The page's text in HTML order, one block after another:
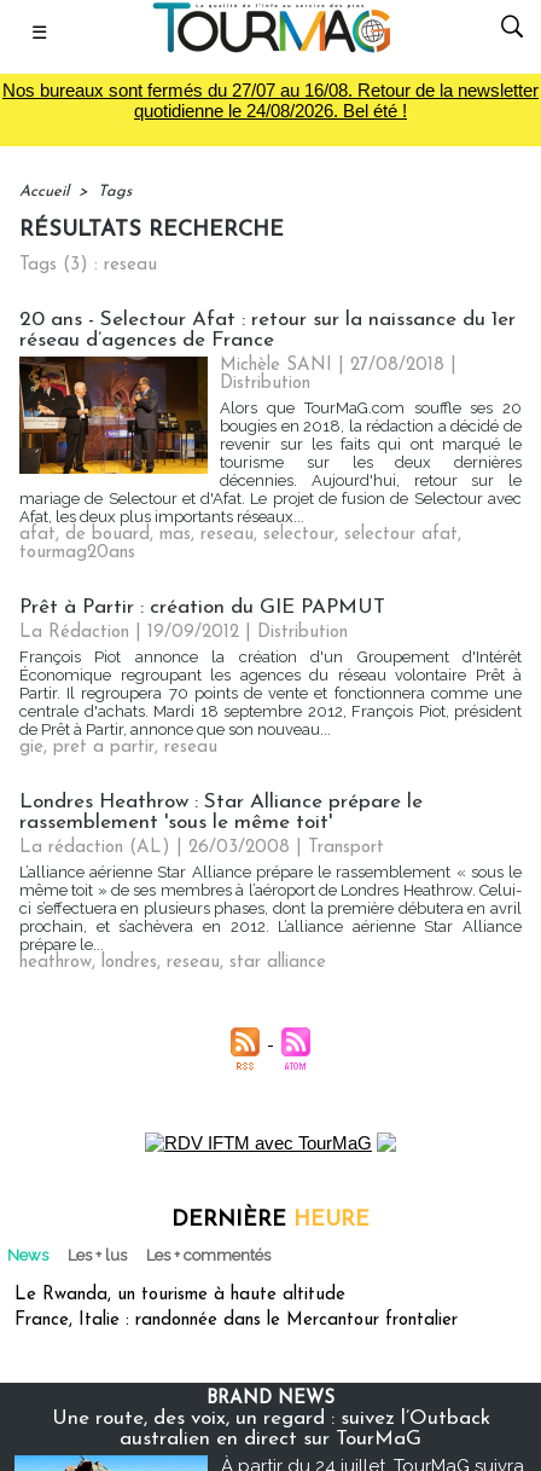
☰
Nos bureaux sont fermés du 27/07 au 16/08. Retour de la newsletter
quotidienne le 24/08/2026. Bel été !
Accueil > Tags
RÉSULTATS RECHERCHE
Tags (3) : reseau
20 ans - Selectour Afat : retour sur la naissance du 1er
réseau d’agences de France
Michèle SANI | 27/08/2018
Distribution
Alors que TourMaG.com souffle ses 20
bougies en 2018, la rédaction a décidé de
revenir sur les faits qui ont marqué le
tourisme sur les deux dernières
décennies. Aujourd'hui, retour sur le
mariage de Selectour et d'Afat. Le projet de fusion de Selectour avec
Afat, les deux plus importants réseaux...
afat, de bouard, mas, reseau, selectour, selectour afat,
tourmag20ans
Prêt à Partir : création du GIE PAPMUT
La Rédaction | 19/09/2012
Distribution
François Piot annonce la création d'un Groupement d'Intérêt
Économique regroupant les agences du réseau volontaire Prêt à
Partir. Il regroupera 70 points de vente et fonctionnera comme une
centrale d'achats. Mardi 18 septembre 2012, François Piot, président
de Prêt à Partir, annonce que son nouveau...
gie, pret a partir, reseau
Londres Heathrow : Star Alliance prépare le
rassemblement 'sous le même toit'
La rédaction (AL) | 26/03/2008
Transport
L’alliance aérienne Star Alliance prépare le rassemblement « sous le
même toit » de ses membres à l’aéroport de Londres Heathrow. Celui-
ci s’effectuera en plusieurs phases, dont la première débutera en avril
prochain, et s’achèvera en 2012. L’alliance aérienne Star Alliance
prépare le...
heathrow, londres, reseau, star alliance
DERNIÈRE HEURE
News Les + lus Les + commentés
Le Rwanda, un tourisme à haute altitude
France, Italie : randonnée dans le Mercantour frontalier
BRAND NEWS
Une route, des voix, un regard : suivez l’Outback
australien en direct sur TourMaG
À partir du 24 juillet, TourMaG suivra